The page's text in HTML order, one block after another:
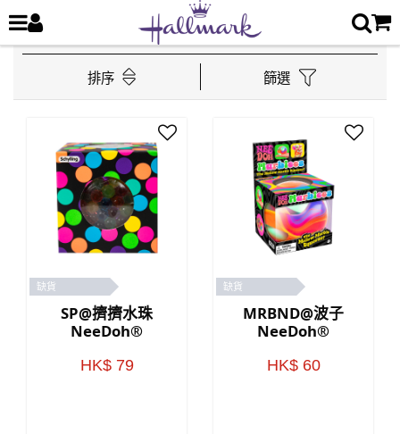
排序 篩選
缺貨
SP@擠擠水珠
NeeDoh®
HK$ 79
缺貨
MRBND@波子
NeeDoh®
HK$ 60